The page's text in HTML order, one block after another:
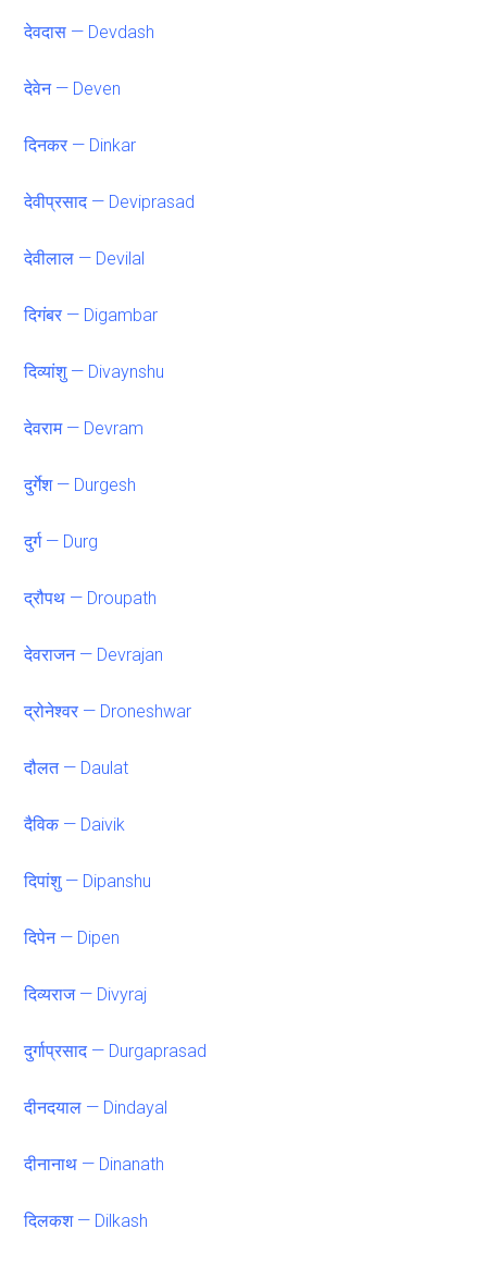
देवदास — Devdash
देवेन — Deven
दिनकर — Dinkar
देवीप्रसाद — Deviprasad
देवीलाल — Devilal
दिगंबर — Digambar
दिव्यांशु — Divaynshu
देवराम — Devram
दुर्गेश — Durgesh
दुर्ग — Durg
द्रौपथ — Droupath
देवराजन — Devrajan
द्रोनेश्वर — Droneshwar
दौलत — Daulat
दैविक — Daivik
दिपांशु — Dipanshu
दिपेन — Dipen
दिव्यराज — Divyraj
दुर्गाप्रसाद — Durgaprasad
दीनदयाल — Dindayal
दीनानाथ — Dinanath
दिलकश — Dilkash